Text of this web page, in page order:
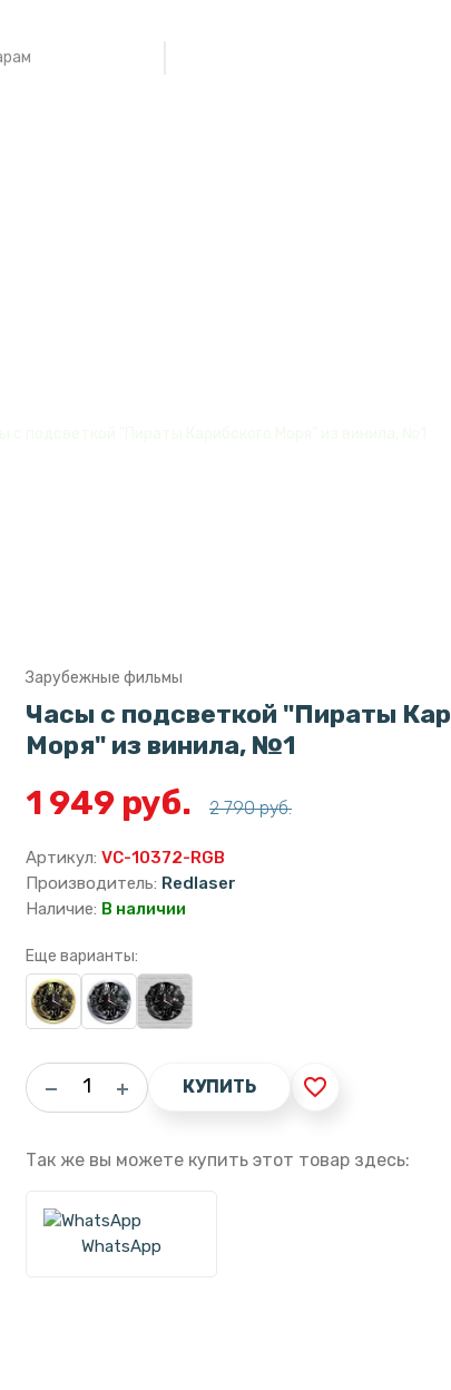
Зарубежные фильмы
Часы с подсветкой "Пираты
Моря" из винила, №1
1 949 руб. 2 790 руб.
Артикул: VC-10372-RGB
Производитель: Redlaser
Наличие: В наличии
Еще варианты:
КУПИТЬ favorite_border
Так же вы можете купить этот товар здесь:
WhatsApp